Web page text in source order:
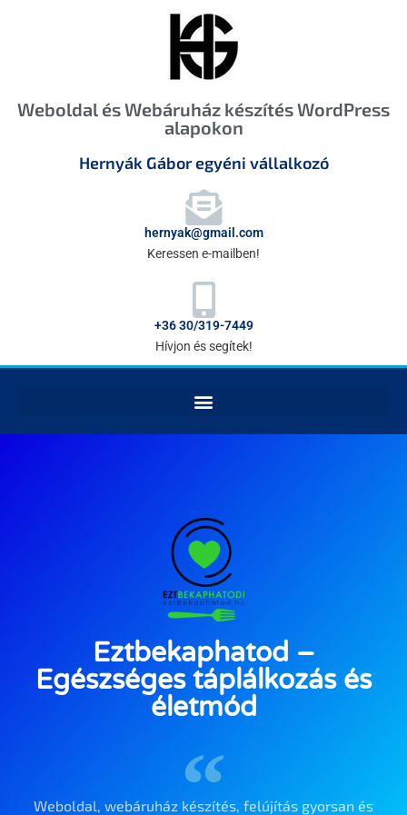
Weboldal és Webáruház készítés WordPress
alapokon
Hernyák Gábor egyéni vállalkozó
hernyak@gmail.com
Keressen e-mailben!
+36 30/319-7449
Hívjon és segítek!
Eztbekaphatod –
Egészséges táplálkozás és
életmód
Weboldal, webáruház készítés, felújítás gyorsan és